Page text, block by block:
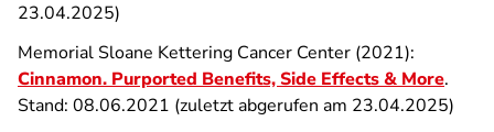
23.04.2025)
Memorial Sloane Kettering Cancer Center (2021):
Cinnamon. Purported Benefits, Side Effects & More.
Stand: 08.06.2021 (zuletzt abgerufen am 23.04.2025)